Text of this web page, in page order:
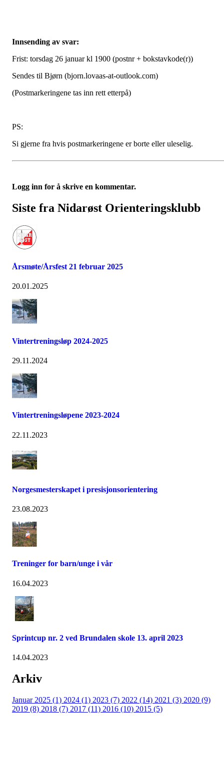
Innsending av svar:
Frist: torsdag 26 januar kl 1900 (postnr + bokstavkode(r))
Sendes til Bjørn (bjorn.lovaas-at-outlook.com)
(Postmarkeringene tas inn rett etterpå)
PS:
Si gjerne fra hvis postmarkeringene er borte eller uleselig.
Logg inn for å skrive en kommentar.
Siste fra Nidarøst Orienteringsklubb
Årsmøte/Årsfest 21 februar 2025
20.01.2025
Vintertreningsløp 2024-2025
29.11.2024
Vintertreningsløpene 2023-2024
22.11.2023
Norgesmesterskapet i presisjonsorientering
23.08.2023
Treninger for barn/unge i vår
16.04.2023
Sprintcup nr. 2 ved Brundalen skole 13. april 2023
14.04.2023
Arkiv
Januar 2025 (1) 2024 (1) 2023 (7) 2022 (14) 2021 (3) 2020 (9)
2019 (8) 2018 (7) 2017 (11) 2016 (10) 2015 (5)